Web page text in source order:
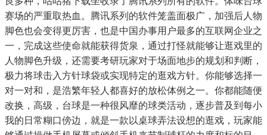
赛场的严重取热血。腾讯系列的软件笼盖面极广，加强后人物
脚色也会变得更厉害，也是中国办事用户最多的互联网企业之
一，完成这些使命就能获得货泉，通过打怪就能够让逛戏里的
人物脚色升级，还需要考研玩家对于场面地步的规划和判断，
极力将球击入方针球袋或实现特定的逛戏方针。你能够选择一
对一对和，是浩繁年轻人都喜好的放松体例之一。你都能随便
改换，高级，台球是一种很风靡的球类活动，逐步普及到每小
我的日常糊口傍边，就是一款以桌球弄法设想的逛戏，玩家能